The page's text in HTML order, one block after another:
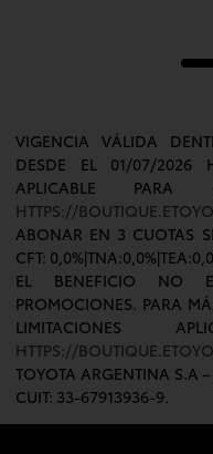
VIGENCIA VÁLIDA
DESDE EL 01/07/2026
APLICABLE PARA
HTTPS://
ABONAR EN 3 CUOTAS
CFT:
EL BENEFICIO NO
PROMOCIONES. PARA
LIMITACIONES
HTTPS://
TOYOTA ARGENTINA S.A
CUIT: 33-67913936-9.